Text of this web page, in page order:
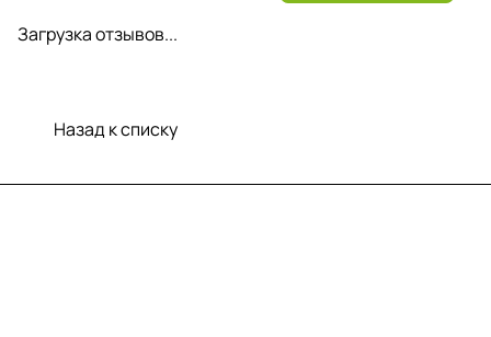
Загрузка отзывов...
Назад к списку